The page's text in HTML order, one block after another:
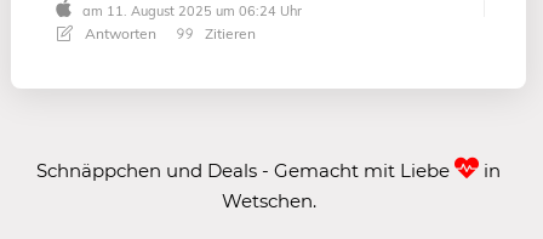
am 11. August 2025 um 06:24 Uhr
Antworten Zitieren
Schnäppchen und Deals - Gemacht mit Liebe
in
Wetschen.